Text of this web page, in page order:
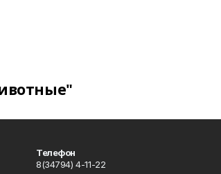
Телефон
8(34794) 4-11-22